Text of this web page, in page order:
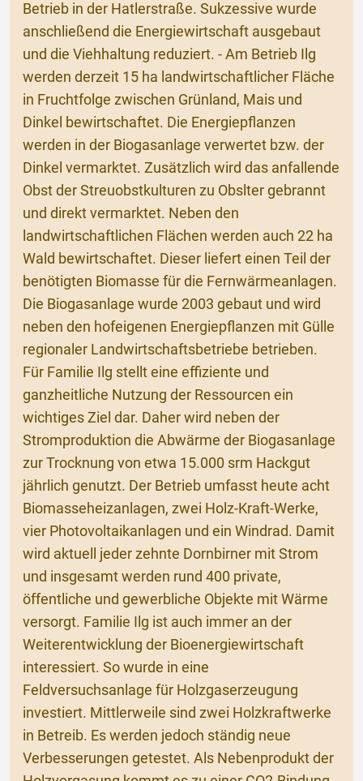
Betrieb in der Hatlerstraße. Sukzessive wurde
anschließend die Energiewirtschaft ausgebaut
und die Viehhaltung reduziert. - Am Betrieb Ilg
werden derzeit 15 ha landwirtschaftlicher Fläche
in Fruchtfolge zwischen Grünland, Mais und
Dinkel bewirtschaftet. Die Energiepflanzen
werden in der Biogasanlage verwertet bzw. der
Dinkel vermarktet. Zusätzlich wird das anfallende
Obst der Streuobstkulturen zu Obslter gebrannt
und direkt vermarktet. Neben den
landwirtschaftlichen Flächen werden auch 22 ha
Wald bewirtschaftet. Dieser liefert einen Teil der
benötigten Biomasse für die Fernwärmeanlagen.
Die Biogasanlage wurde 2003 gebaut und wird
neben den hofeigenen Energiepflanzen mit Gülle
regionaler Landwirtschaftsbetriebe betrieben.
Für Familie Ilg stellt eine effiziente und
ganzheitliche Nutzung der Ressourcen ein
wichtiges Ziel dar. Daher wird neben der
Stromproduktion die Abwärme der Biogasanlage
zur Trocknung von etwa 15.000 srm Hackgut
jährlich genutzt. Der Betrieb umfasst heute acht
Biomasseheizanlagen, zwei Holz-Kraft-Werke,
vier Photovoltaikanlagen und ein Windrad. Damit
wird aktuell jeder zehnte Dornbirner mit Strom
und insgesamt werden rund 400 private,
öffentliche und gewerbliche Objekte mit Wärme
versorgt. Familie Ilg ist auch immer an der
Weiterentwicklung der Bioenergiewirtschaft
interessiert. So wurde in eine
Feldversuchsanlage für Holzgaserzeugung
investiert. Mittlerweile sind zwei Holzkraftwerke
in Betreib. Es werden jedoch ständig neue
Verbesserungen getestet. Als Nebenprodukt der